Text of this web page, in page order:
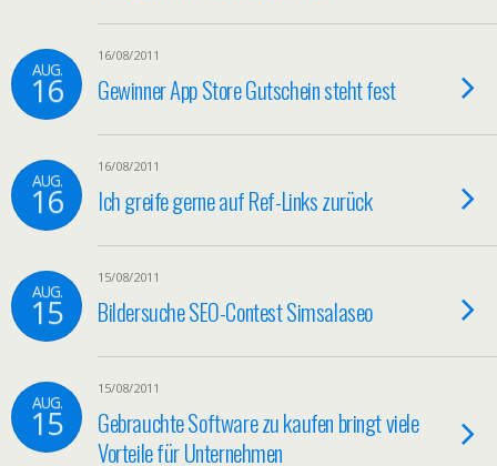
AUG.
16
16/08/2011
Gewinner App Store Gutschein steht fest
AUG.
16
16/08/2011
Ich greife gerne auf Ref-Links zurück
AUG.
15
15/08/2011
Bildersuche SEO-Contest Simsalaseo
AUG.
15
15/08/2011
Gebrauchte Software zu kaufen bringt viele
Vorteile für Unternehmen